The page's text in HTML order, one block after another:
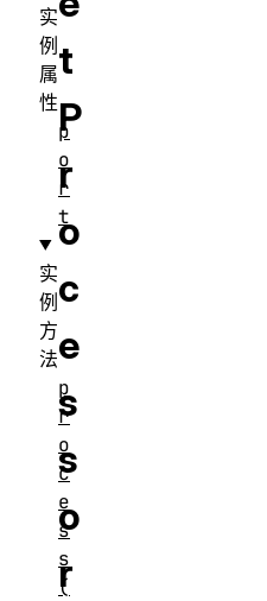
t
P
r
o
c
e
s
s
o
r
实
例
属
性
p
o
r
t
实
例
方
法
p
r
o
c
e
s
s
(